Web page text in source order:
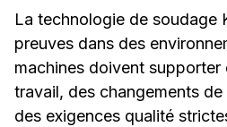
La technologie de soudage
preuves dans des
machines doivent supporter
travail, des changements de
des exigences qualité